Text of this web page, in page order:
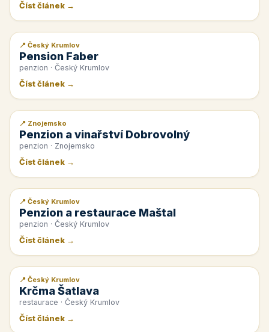
Číst článek →
📰 PR článek
📍 Český Krumlov
Pension Faber
penzion · Český Krumlov
Číst článek →
📰 PR článek
📍 Znojemsko
Penzion a vinařství Dobrovolný
penzion · Znojemsko
Číst článek →
📰 PR článek
📍 Český Krumlov
Penzion a restaurace Maštal
penzion · Český Krumlov
Číst článek →
📰 PR článek
📍 Český Krumlov
Krčma Šatlava
restaurace · Český Krumlov
Číst článek →